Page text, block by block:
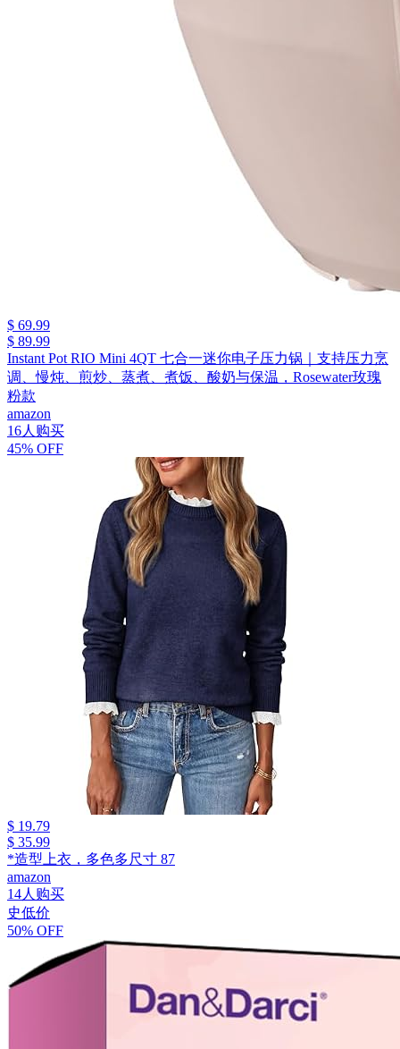
$ 69.99
$ 89.99
Instant Pot RIO Mini 4QT 七合一迷你电子压力锅｜支持压力烹
调、慢炖、煎炒、蒸煮、煮饭、酸奶与保温，Rosewater玫瑰
粉款
amazon
16人购买
45% OFF
$ 19.79
$ 35.99
*造型上衣，多色多尺寸 87
amazon
14人购买
史低价
50% OFF